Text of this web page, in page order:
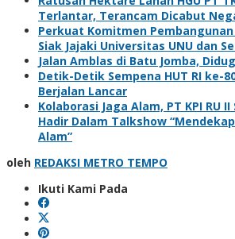
Terlantar, Terancam Dicabut
Perkuat Komitmen
Siak Jajaki Universitas UNU dan
Jalan Amblas di Batu Jomba,
Detik-Detik Sempena HUT RI ke-
Berjalan Lancar
Kolaborasi Jaga Alam, PT KPI RU
Hadir Dalam Talkshow
Alam”
oleh REDAKSI METRO TEMPO
Ikuti Kami Pada